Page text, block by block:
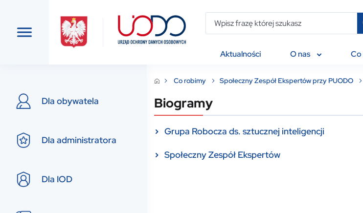
Aktualności O nas
Dla obywatela
Dla administratora
Dla IOD
Co robimy Społeczny Zespół Ekspertów przy PUODO
Biogramy
Grupa Robocza ds. sztucznej inteligencji
Społeczny Zespół Ekspertów